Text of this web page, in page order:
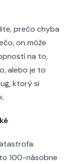
prečo chyba
on môže
na to,
alebo je to
ktorý si
100-násobne